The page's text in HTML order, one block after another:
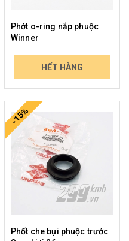
Phớt o-ring nắp phuộc
Winner
59.000₫HẾT HÀNG
-15%
Phốt che bụi phuộc trước